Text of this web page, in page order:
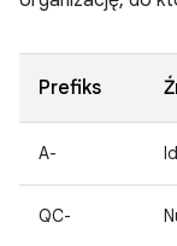
Prefiks
A-
QC-